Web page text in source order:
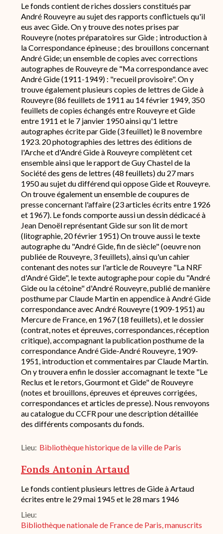
Description
succincte
fond
/
historique
de
conservation
Le fonds contient de riches dossiers constitués par
André Rouveyre au sujet des rapports conflictuels qu'il
eus avec Gide. On y trouve des notes prises par
Rouveyre (notes préparatoires sur Gide ; introduction à
la Correspondance épineuse ; des brouillons concernant
André Gide; un ensemble de copies avec corrections
autographes de Rouveyre de "Ma correspondance avec
André Gide (1911-1949) : "recueil provisoire". On y
trouve également plusieurs copies de lettres de Gide à
Rouveyre (86 feuillets de 1911 au 14 février 1949, 350
feuillets de copies échangés entre Rouveyre et Gide
entre 1911 et le 7 janvier 1950 ainsi qu'1 lettre
autographes écrite par Gide (3 feuillet) le 8 novembre
1923. 20 photographies des lettres des éditions de
l'Arche et d'André Gide à Rouveyre complètent cet
ensemble ainsi que le rapport de Guy Chastel de la
Société des gens de lettres (48 feuillets) du 27 mars
1950 au sujet du différend qui oppose Gide et Rouveyre.
On trouve également un ensemble de coupures de
presse concernant l'affaire (23 articles écrits entre 1926
et 1967). Le fonds comporte aussi un dessin dédicacé à
Jean Denoël représentant Gide sur son lit de mort
(litographie, 20 février 1951) On trouve aussi le texte
autographe du "André Gide, fin de siècle" (oeuvre non
publiée de Rouveyre, 3 feuillets), ainsi qu'un cahier
contenant des notes sur l'article de Rouveyre "La NRF
d'André Gide", le texte autographe pour copie du "André
Gide ou la cétoine" d'André Rouveyre, publié de manière
posthume par Claude Martin en appendice à André Gide
correspondance avec André Rouveyre (1909-1951) au
Mercure de France, en 1967 (18 feuillets), et le dossier
(contrat, notes et épreuves, correspondances, réception
critique), accompagnant la publication posthume de la
correspondance André Gide-André Rouveyre, 1909-
1951, introduction et commentaires par Claude Martin.
On y trouvera enfin le dossier accomagnant le texte "Le
Reclus et le retors, Gourmont et Gide" de Rouveyre
(notes et brouillons, épreuves et épreuves corrigées,
correspondances et articles de presse). Nous renvoyons
au catalogue du CCFR pour une description détaillée
des différents composants du fonds.
Lieu Bibliothèque historique de la ville de Paris
Fonds Antonin Artaud
Description
succincte
fond
/
Le fonds contient plusieurs lettres de Gide à Artaud
écrites entre le 29 mai 1945 et le 28 mars 1946
Lieu
Bibliothèque nationale de France de Paris, manuscrits